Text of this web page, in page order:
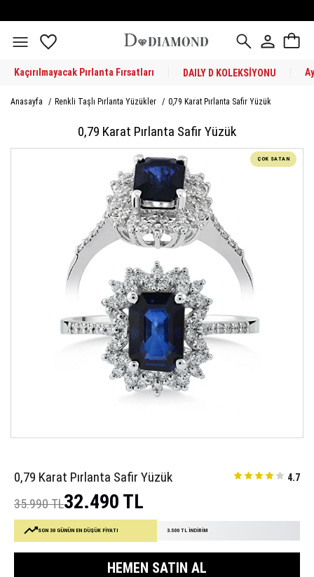
Kaçırılmayacak Pırlanta Fırsatları DAILY D KOLEKSİYONU
Anasayfa / Renkli Taşlı Pırlanta Yüzükler / 0,79 Karat Pırlanta Safir Yüzük
0,79 Karat Pırlanta Safir Yüzük
ÇOK SATAN
0,79 Karat Pırlanta Safir Yüzük 4.7
35.990 TL32.490 TL
SON 30 GÜNÜN EN DÜŞÜK FİYATI 3.500 TL İNDİRİM
HEMEN SATIN AL